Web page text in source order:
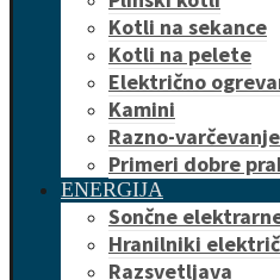
Kotli na sekance
Kotli na pelete
Električno
Kamini
Razno-
Primeri dobre
ENERGIJA
Sončne
Hranilniki
Razsvetljava